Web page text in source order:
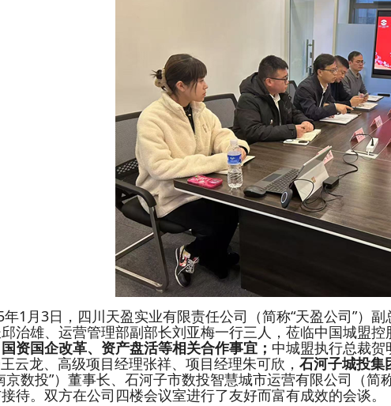
年1月3日，四川天盈实业有限责任公司（简称“天盈公司”）
治雄、运营管理部副部长刘亚梅一行三人，莅临中国城盟控
资国企改革、资产盘活等相关合作事宜； 中城盟执行总裁
王云龙、高级项目经理张祥、项目经理朱可欣， 石河子城投集
京数投”）董事长、石河子市数投智慧城市运营有限公司（简
待。 双方在公司四楼会议室进行了友好而富有成效的会谈。